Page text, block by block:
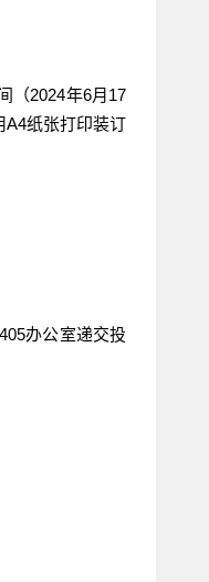
（2024年6月17
A4纸张打印装订
405办公室递交投